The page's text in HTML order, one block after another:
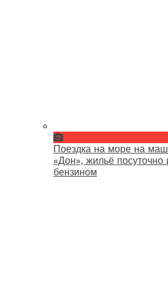
Поездка на море на
«Дон», жильё посуточно
бензином